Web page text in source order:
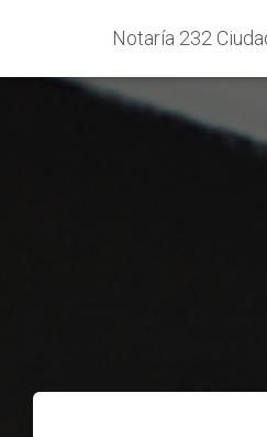
Notaría 232